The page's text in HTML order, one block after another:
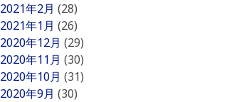
2021年2月 (28)
2021年1月 (26)
2020年12月 (29)
2020年11月 (30)
2020年10月 (31)
2020年9月 (30)